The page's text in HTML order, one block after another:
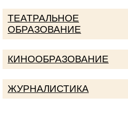
ТЕАТРАЛЬНОЕ
ОБРАЗОВАНИЕ
КИНООБРАЗОВАНИЕ
ЖУРНАЛИСТИКА